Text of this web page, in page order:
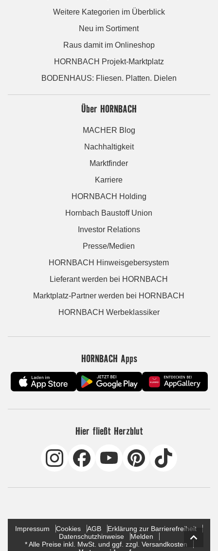
Weitere Kategorien im Überblick
Neu im Sortiment
Raus damit im Onlineshop
HORNBACH Projekt-Marktplatz
BODENHAUS: Fliesen. Platten. Dielen
Über HORNBACH
MACHER Blog
Nachhaltigkeit
Marktfinder
Karriere
HORNBACH Holding
Hornbach Baustoff Union
Investor Relations
Presse/Medien
HORNBACH Hinweisgebersystem
Lieferant werden bei HORNBACH
Marktplatz-Partner werden bei HORNBACH
HORNBACH Werbeklassiker
HORNBACH Apps
Hier fließt Herzblut
Impressum Cookies AGB
Erklärung zur Barrierefreiheit
Datenschutzhinweise
Melden
* Alle Preise inkl. MwSt. und ggf. zzgl. Versandkosten